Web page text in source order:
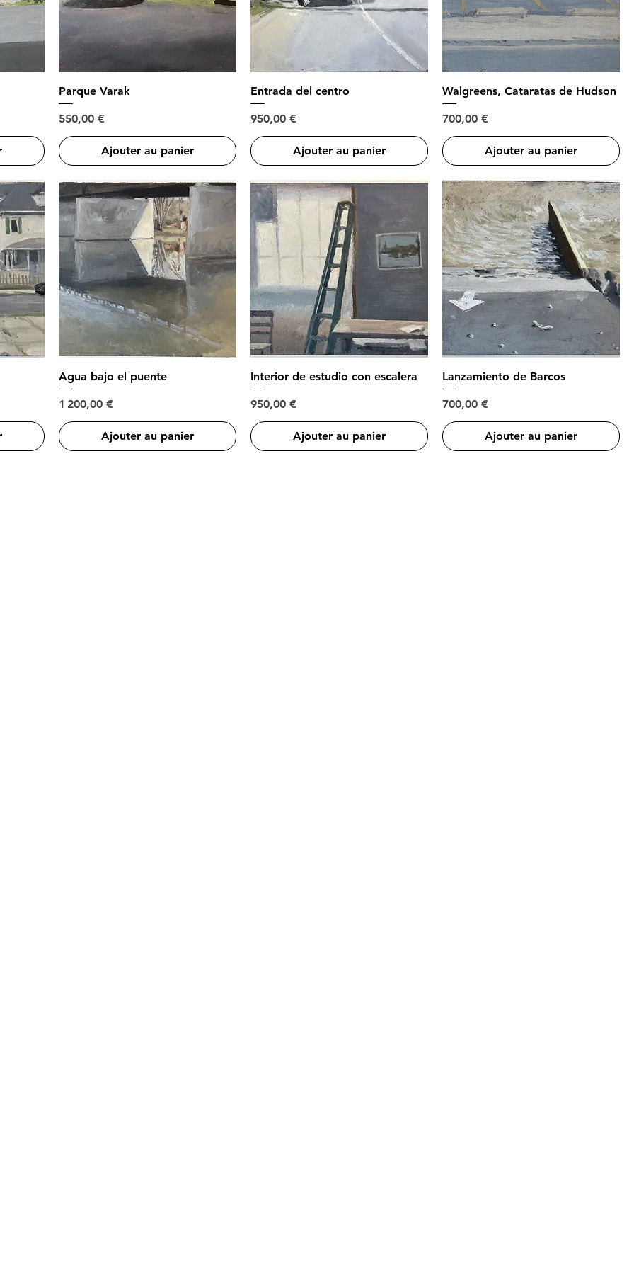
Parque Varak
Prix
550,00 €
Ajouter au panier
Entrada del centro
Prix
950,00 €
Ajouter au panier
Walgreens, Cataratas de Hudson
Prix
700,00 €
Ajouter au panier
Agua bajo el puente
Prix
1 200,00 €
Ajouter au panier
Interior de estudio con escalera
Prix
950,00 €
Ajouter au panier
Lanzamiento de Barcos
Prix
700,00 €
Ajouter au panier